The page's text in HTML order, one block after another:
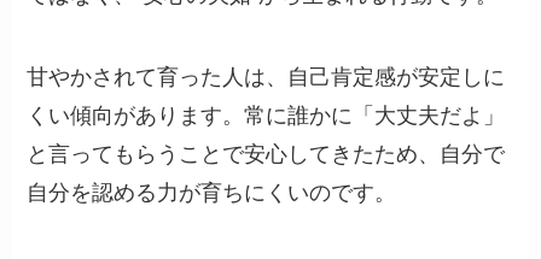
甘やかされて育った人は、自己肯定感が安定しに
くい傾向があります。常に誰かに「大丈夫だよ」
と言ってもらうことで安心してきたため、自分で
自分を認める力が育ちにくいのです。